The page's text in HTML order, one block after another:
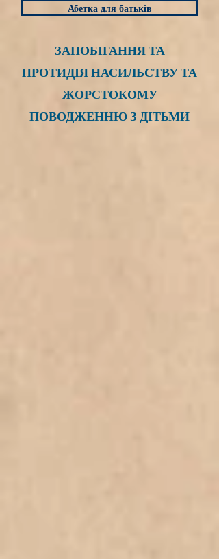
Абетка для батьків
ЗАПОБІГАННЯ ТА
ПРОТИДІЯ НАСИЛЬСТВУ ТА
ЖОРСТОКОМУ
ПОВОДЖЕННЮ З ДІТЬМИ